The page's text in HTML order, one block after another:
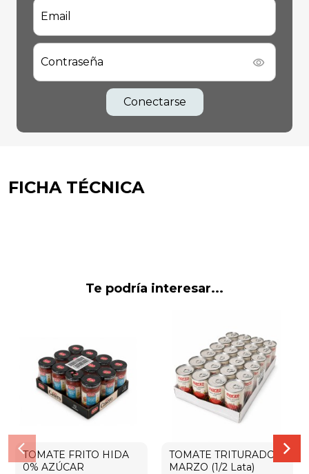
Email
Contraseña
Conectarse
FICHA TÉCNICA
Te podría interesar...
TOMATE FRITO HIDA
0% AZÚCAR
TOMATE TRITURADO
MARZO (1/2 Lata)